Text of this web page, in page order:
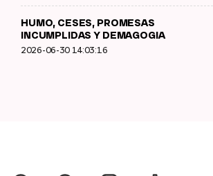
HUMO, CESES, PROMESAS
INCUMPLIDAS Y DEMAGOGIA
2026-06-30 14:03:16